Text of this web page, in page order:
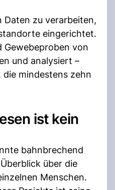
Daten zu verarbeiten,
eingerichtet.
von
und analysiert –
mindestens zehn
ist kein
bahnbrechend
über die
Menschen.